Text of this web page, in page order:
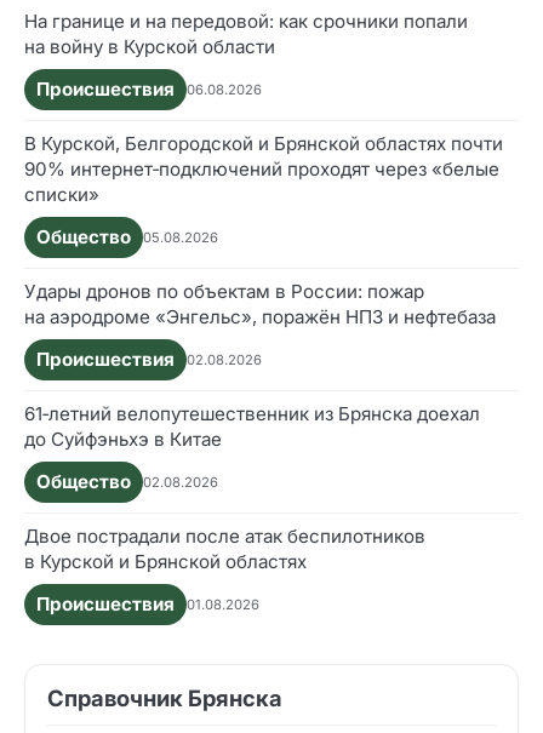
На границе и на передовой: как срочники попали
на войну в Курской области
Происшествия
06.08.2026
В Курской, Белгородской и Брянской областях почти
90% интернет‑подключений проходят через «белые
списки»
Общество
05.08.2026
Удары дронов по объектам в России: пожар
на аэродроме «Энгельс», поражён НПЗ и нефтебаза
Происшествия
02.08.2026
61‑летний велопутешественник из Брянска доехал
до Суйфэньхэ в Китае
Общество
02.08.2026
Двое пострадали после атак беспилотников
в Курской и Брянской областях
Происшествия
01.08.2026
Справочник Брянска